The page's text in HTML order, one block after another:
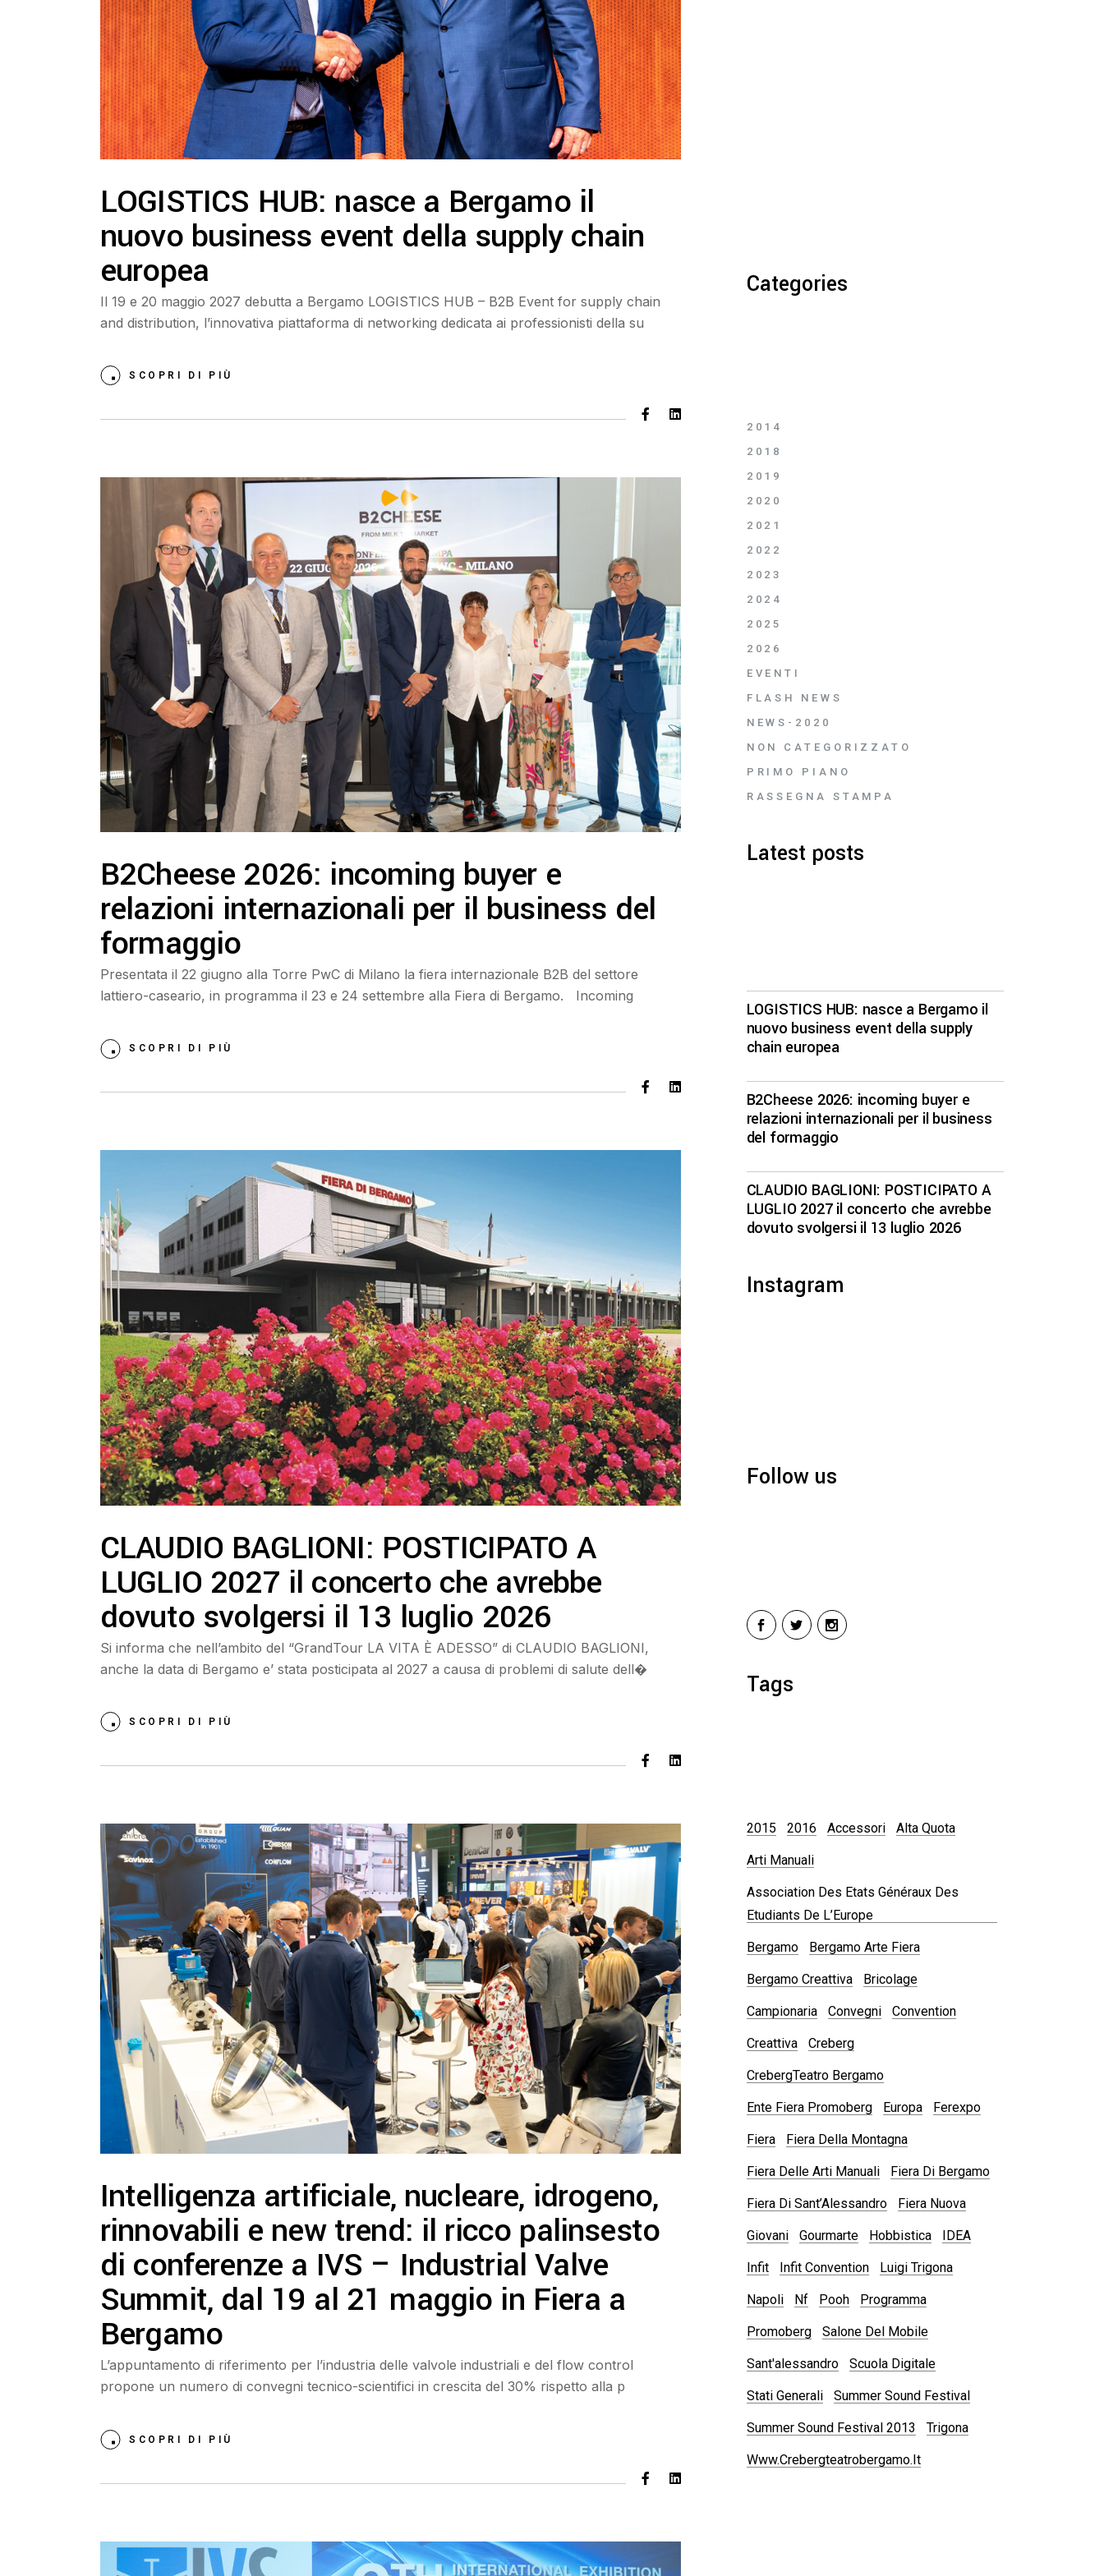
LOGISTICS HUB: nasce a Bergamo il
nuovo business event della supply chain
europea
Il 19 e 20 maggio 2027 debutta a Bergamo LOGISTICS HUB – B2B Event for supply chain
and distribution, l’innovativa piattaforma di networking dedicata ai professionisti della su
SCOPRI DI PIÙ
B2Cheese 2026: incoming buyer e
relazioni internazionali per il business del
formaggio
Presentata il 22 giugno alla Torre PwC di Milano la fiera internazionale B2B del settore
lattiero-caseario, in programma il 23 e 24 settembre alla Fiera di Bergamo. Incoming
SCOPRI DI PIÙ
CLAUDIO BAGLIONI: POSTICIPATO A
LUGLIO 2027 il concerto che avrebbe
dovuto svolgersi il 13 luglio 2026
Si informa che nell’ambito del “GrandTour LA VITA È ADESSO” di CLAUDIO BAGLIONI,
anche la data di Bergamo e’ stata posticipata al 2027 a causa di problemi di salute dell�
SCOPRI DI PIÙ
Intelligenza artificiale, nucleare, idrogeno,
rinnovabili e new trend: il ricco palinsesto
di conferenze a IVS – Industrial Valve
Summit, dal 19 al 21 maggio in Fiera a
Bergamo
L’appuntamento di riferimento per l’industria delle valvole industriali e del flow control
propone un numero di convegni tecnico-scientifici in crescita del 30% rispetto alla p
SCOPRI DI PIÙ
Categories
2014
2018
2019
2020
2021
2022
2023
2024
2025
2026
EVENTI
FLASH NEWS
NEWS-2020
NON CATEGORIZZATO
PRIMO PIANO
RASSEGNA STAMPA
Latest posts
LOGISTICS HUB: nasce a Bergamo il
nuovo business event della supply
chain europea
B2Cheese 2026: incoming buyer e
relazioni internazionali per il business
del formaggio
CLAUDIO BAGLIONI: POSTICIPATO A
LUGLIO 2027 il concerto che avrebbe
dovuto svolgersi il 13 luglio 2026
Instagram
Follow us
Tags
2015 2016 Accessori Alta Quota
Arti Manuali
Association Des Etats Généraux Des
Etudiants De L’Europe
Bergamo Bergamo Arte Fiera
Bergamo Creattiva Bricolage
Campionaria Convegni Convention
Creattiva Creberg
CrebergTeatro Bergamo
Ente Fiera Promoberg Europa Ferexpo
Fiera Fiera Della Montagna
Fiera Delle Arti Manuali Fiera Di Bergamo
Fiera Di Sant’Alessandro Fiera Nuova
Giovani Gourmarte Hobbistica IDEA
Infit Infit Convention Luigi Trigona
Napoli Nf Pooh Programma
Promoberg Salone Del Mobile
Sant'alessandro Scuola Digitale
Stati Generali Summer Sound Festival
Summer Sound Festival 2013 Trigona
Www.crebergteatrobergamo.it